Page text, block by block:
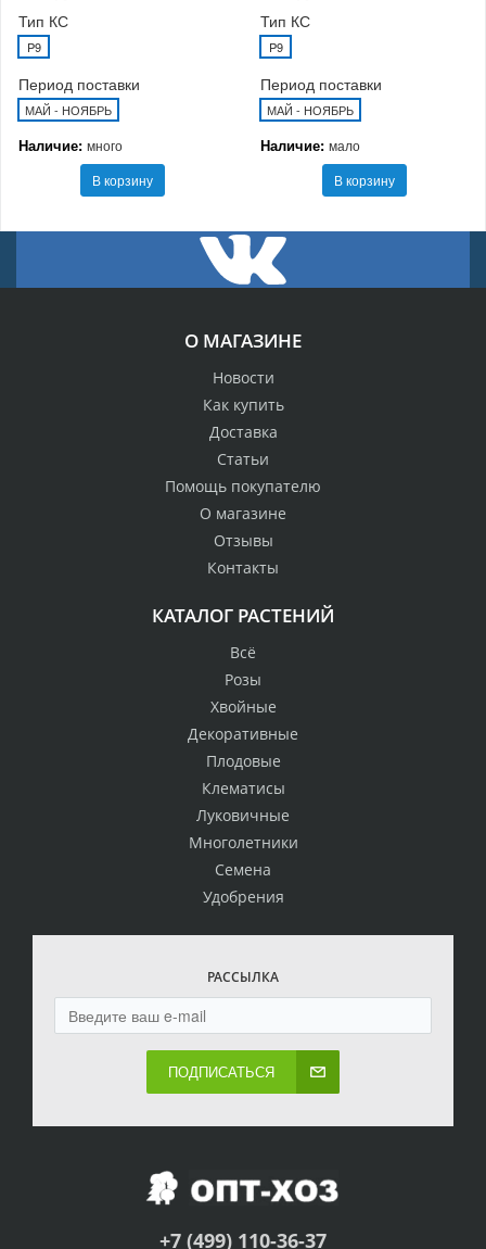
Тип КС
P9
Период поставки
МАЙ - НОЯБРЬ
Наличие: много
В корзину
Тип КС
P9
Период поставки
МАЙ - НОЯБРЬ
Наличие: мало
В корзину
О МАГАЗИНЕ
Новости
Как купить
Доставка
Статьи
Помощь покупателю
О магазине
Отзывы
Контакты
КАТАЛОГ РАСТЕНИЙ
Всё
Розы
Хвойные
Декоративные
Плодовые
Клематисы
Луковичные
Многолетники
Семена
Удобрения
РАССЫЛКА
ПОДПИСАТЬСЯ
+7 (499) 110-36-37